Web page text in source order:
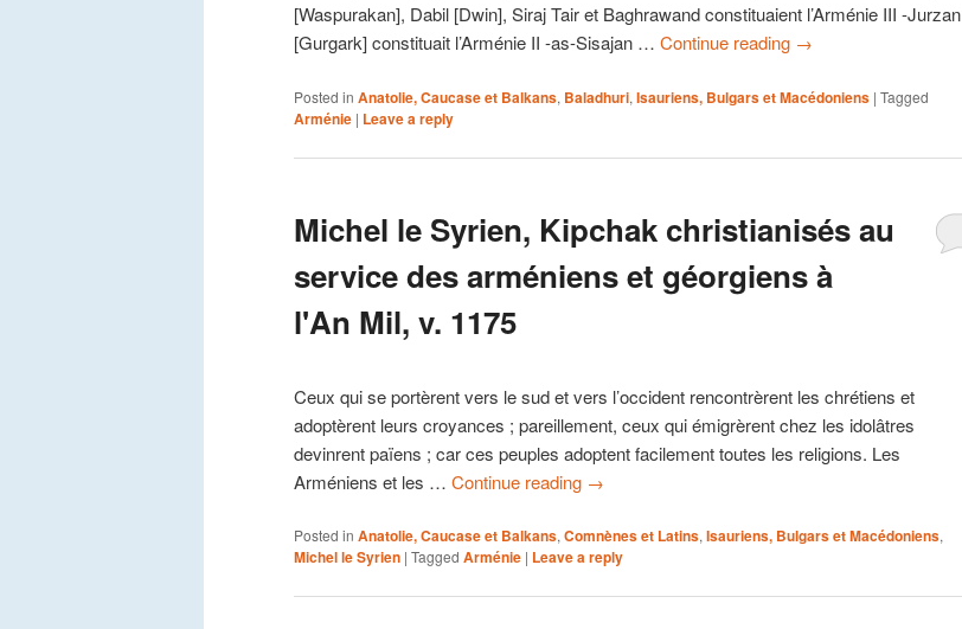
[Waspurakan], Dabil [Dwin], Siraj Tair et Baghrawand constituaient l’Arménie III -Jurzan
[Gurgark] constituait l’Arménie II -as-Sisajan … Continue reading →
Posted in Anatolie, Caucase et Balkans, Baladhuri, Isauriens, Bulgars et Macédoniens | Tagged
Arménie | Leave a reply
Michel le Syrien, Kipchak christianisés au
service des arméniens et géorgiens à
l'An Mil, v. 1175
Ceux qui se portèrent vers le sud et vers l’occident rencontrèrent les chrétiens et
adoptèrent leurs croyances ; pareillement, ceux qui émigrèrent chez les idolâtres
devinrent païens ; car ces peuples adoptent facilement toutes les religions. Les
Arméniens et les … Continue reading →
Posted in Anatolie, Caucase et Balkans, Comnènes et Latins, Isauriens, Bulgars et Macédoniens,
Michel le Syrien | Tagged Arménie | Leave a reply